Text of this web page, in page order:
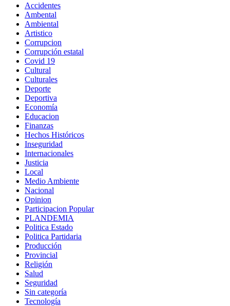
Accidentes
Ambental
Ambiental
Artistico
Corrupcion
Corrupción estatal
Covid 19
Cultural
Culturales
Deporte
Deportiva
Economía
Educacion
Finanzas
Hechos Históricos
Inseguridad
Internacionales
Justicia
Local
Medio Ambiente
Nacional
Opinion
Participacion Popular
PLANDEMIA
Politica Estado
Politica Partidaria
Producción
Provincial
Religión
Salud
Seguridad
Sin categoría
Tecnología